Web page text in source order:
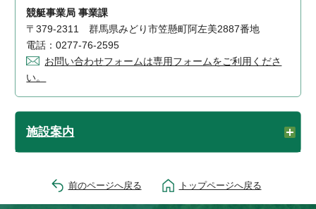
競艇事業局 事業課
〒379-2311 群馬県みどり市笠懸町阿左美2887番地
電話：0277-76-2595
お問い合わせフォームは専用フォームをご利用くださ
い。
施設案内
前のページへ戻る トップページへ戻る